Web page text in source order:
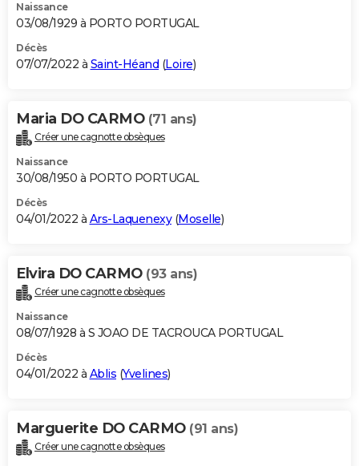
Naissance
03/08/1929 à PORTO PORTUGAL
Décès
07/07/2022 à Saint-Héand (Loire)
Maria DO CARMO (71 ans)
Créer une cagnotte obsèques
Naissance
30/08/1950 à PORTO PORTUGAL
Décès
04/01/2022 à Ars-Laquenexy(Moselle)
Elvira DO CARMO (93 ans)
Créer une cagnotte obsèques
Naissance
08/07/1928 à S JOAO DE TACROUCA PORTUGAL
Décès
04/01/2022 à Ablis (Yvelines)
Marguerite DO CARMO (91 ans)
Créer une cagnotte obsèques